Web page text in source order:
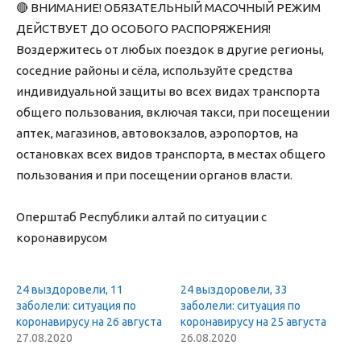
🔴 ВНИМАНИЕ! ОБЯЗАТЕЛЬНЫЙ МАСОЧНЫЙ РЕЖИМ
ДЕЙСТВУЕТ ДО ОСОБОГО РАСПОРЯЖЕНИЯ!
Воздержитесь от любых поездок в другие регионы,
соседние районы и сёла, используйте средства
индивидуальной защиты во всех видах транспорта
общего пользования, включая такси, при посещении
аптек, магазинов, автовокзалов, аэропортов, на
остановках всех видов транспорта, в местах общего
пользования и при посещении органов власти.
Оперштаб Республики алтай по ситуации с
коронавирусом
24 выздоровели, 11
заболели: ситуация по
коронавирусу на 26 августа
27.08.2020
24 выздоровели, 33
заболели: ситуация по
коронавирусу на 25 августа
26.08.2020